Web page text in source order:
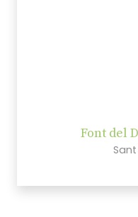
Font del